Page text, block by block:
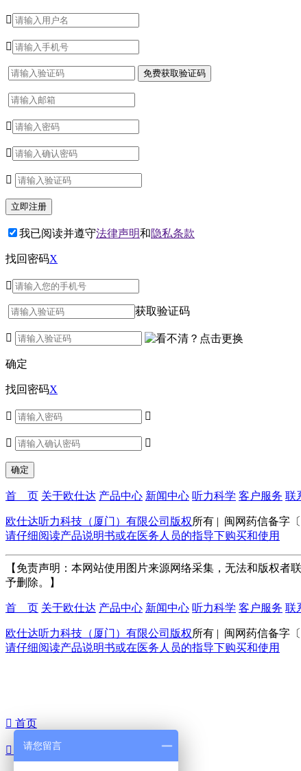





我已阅读并遵守法律声明和隐私条款
找回密码X

获取验证码

确定
找回密码X
 
 
首 页 关于欧仕达 产品中心 新闻中心 听力科学 客户服务 联
欧仕达听力科技（厦门）有限公司版权所有 | 闽网药信备字
请仔细阅读产品说明书或在医务人员的指导下购买和使用
【免责声明：本网站使用图片来源网络采集，无法和版权
予删除。】
首 页 关于欧仕达 产品中心 新闻中心 听力科学 客户服务 联
欧仕达听力科技（厦门）有限公司版权所有 | 闽网药信备字
请仔细阅读产品说明书或在医务人员的指导下购买和使用
 首页
 联系我们
请您留言